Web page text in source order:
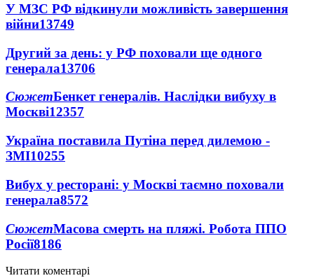
У МЗС РФ відкинули можливість завершення
війни13749
Другий за день: у РФ поховали ще одного
генерала13706
СюжетБенкет генералів. Наслідки вибуху в
Москві12357
Україна поставила Путіна перед дилемою -
ЗМІ10255
Вибух у ресторані: у Москві таємно поховали
генерала8572
СюжетМасова смерть на пляжі. Робота ППО
Росії8186
Читати коментарі